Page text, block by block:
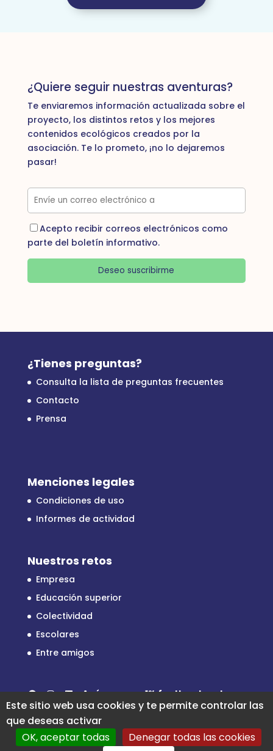
¿Quiere seguir nuestras aventuras?
Te enviaremos información actualizada sobre el
proyecto, los distintos retos y los mejores
contenidos ecológicos creados por la
asociación. Te lo prometo, ¡no lo dejaremos
pasar!
Acepto recibir correos electrónicos como
parte del boletín informativo.
Deseo suscribirme
¿Tienes preguntas?
Consulta la lista de preguntas frecuentes
Contacto
Prensa
Menciones legales
Condiciones de uso
Informes de actividad
Nuestros retos
Empresa
Educación superior
Colectividad
Escolares
Entre amigos
Facebook Instagram LinkedIn Apóyenos en1% for the planet
Este sitio web usa cookies y te permite controlar las
que deseas activar
OK, aceptar todas
Denegar todas las cookies